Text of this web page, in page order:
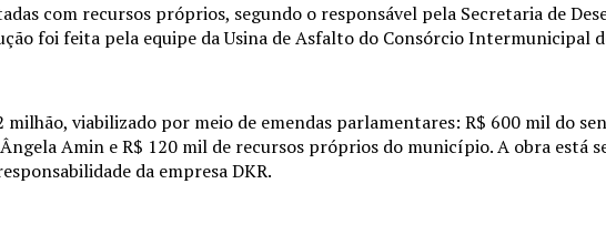
com recursos próprios, segundo o responsável pela Secretaria de
foi feita pela equipe da Usina de Asfalto do Consórcio Intermunicipal
viabilizado por meio de emendas parlamentares: R$ 600 mil do
Amin e R$ 120 mil de recursos próprios do município. A obra está
da empresa DKR.